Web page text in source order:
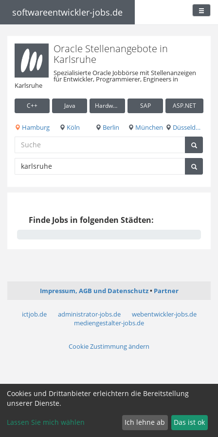
softwareentwickler-jobs.de
Oracle Stellenangebote in
Karlsruhe
Spezialisierte Oracle Jobbörse mit Stellenanzeigen
für Entwickler, Programmierer, Engineers in
Karlsruhe
C++ Java Hardware / Embedded SAP ASP.NET
Hamburg Köln Berlin München Düsseldorf
Finde Jobs in folgenden Städten:
Impressum, AGB und Datenschutz Partner
ictjob.de administrator-jobs.de
webentwickler-jobs.de
mediengestalter-jobs.de
Cookie Zustimmung ändern
Cookies und Drittanbieter erleichtern die Bereitstellung
unserer Dienste.
Lassen Sie mich wählen Ich lehne ab Das ist ok